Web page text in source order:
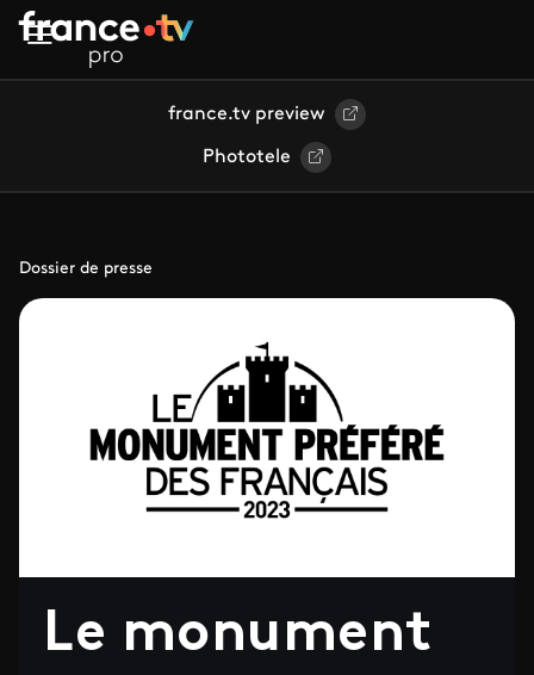
Aller au contenu principal
france.tv preview
Phototele
Dossier de presse
Le monument